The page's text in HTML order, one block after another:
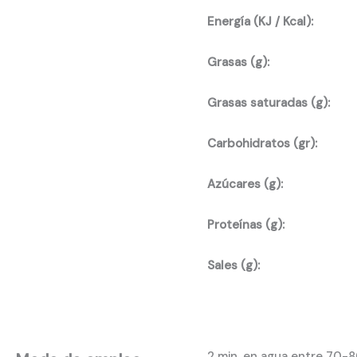
Energía (KJ / Kcal):
Grasas (g):
Grasas saturadas (g):
Carbohidratos (gr):
Azúcares (g):
Proteínas (g):
Sales (g):